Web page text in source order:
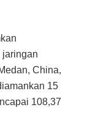
jaringan
China,
15
108,37